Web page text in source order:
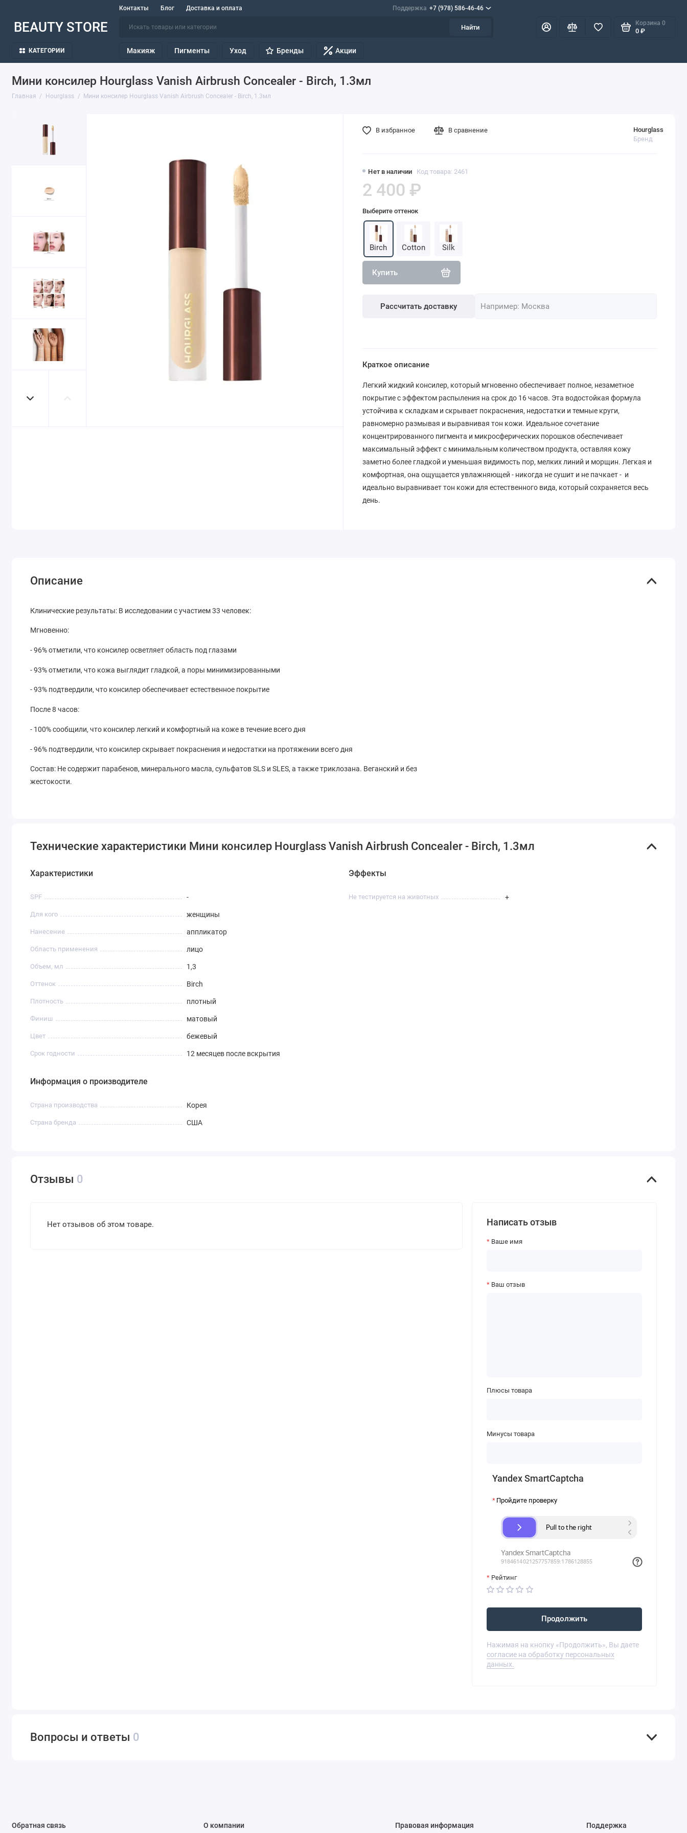
Контакты Блог Доставка и оплата Поддержка +7 (978) 586-46-46
BEAUTY STORE Найти
Корзина 0
0 ₽
КАТЕГОРИИ Макияж Пигменты Уход Бренды Акции
Мини консилер Hourglass Vanish Airbrush Concealer - Birch, 1.3мл
Главная Hourglass Мини консилер Hourglass Vanish Airbrush Concealer - Birch, 1.3мл
Нет в наличии Код товара: 2461
Hourglass
Бренд
2 400 ₽
Выберите оттенок
Birch Cotton Silk
Купить
Рассчитать доставку
В избранное В сравнение
Краткое описание
Легкий жидкий консилер, который мгновенно обеспечивает полное, незаметное
покрытие с эффектом распыления на срок до 16 часов. Эта водостойкая формула
устойчива к складкам и скрывает покраснения, недостатки и темные круги,
равномерно размывая и выравнивая тон кожи. Идеальное сочетание
концентрированного пигмента и микросферических порошков обеспечивает
максимальный эффект с минимальным количеством продукта, оставляя кожу
заметно более гладкой и уменьшая видимость пор, мелких линий и морщин. Легкая и
комфортная, она ощущается увлажняющей - никогда не сушит и не пачкает - и
идеально выравнивает тон кожи для естественного вида, который сохраняется весь
день.
Описание
Клинические результаты: В исследовании с участием 33 человек:
Мгновенно:
- 96% отметили, что консилер осветляет область под глазами
- 93% отметили, что кожа выглядит гладкой, а поры минимизированными
- 93% подтвердили, что консилер обеспечивает естественное покрытие
После 8 часов:
- 100% сообщили, что консилер легкий и комфортный на коже в течение всего дня
- 96% подтвердили, что консилер скрывает покраснения и недостатки на протяжении всего дня
Состав: Не содержит парабенов, минерального масла, сульфатов SLS и SLES, а также триклозана. Веганский и без
жестокости.
Технические характеристики Мини консилер Hourglass Vanish Airbrush Concealer - Birch, 1.3мл
Характеристики
SPF -
Для кого женщины
Нанесение аппликатор
Область применения лицо
Объем, мл 1,3
Оттенок Birch
Плотность плотный
Финиш матовый
Цвет бежевый
Срок годности 12 месяцев после вскрытия
Эффекты
Не тестируется на животных +
Информация о производителе
Страна производства Корея
Страна бренда США
Отзывы 0
Нет отзывов об этом товаре. Написать отзыв
Ваше имя
Ваш отзыв
Плюсы товара
Минусы товара
Yandex SmartCaptcha
Пройдите проверку
Рейтинг
Продолжить
Нажимая на кнопку «Продолжить», Вы даете
согласие на обработку персональных
данных.
Вопросы и ответы 0
Обратная связь О компании Правовая информация Поддержка